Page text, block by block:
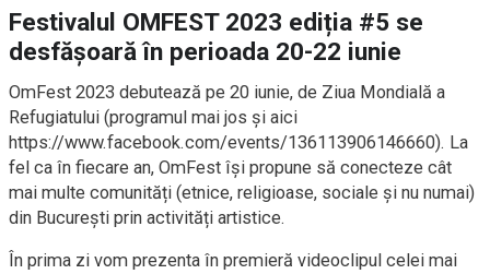
Festivalul OMFEST 2023 ediția #5 se
desfășoară în perioada 20-22 iunie
OmFest 2023 debutează pe 20 iunie, de Ziua Mondială a
Refugiatului (programul mai jos și aici
https://www.facebook.com/events/136113906146660). La
fel ca în fiecare an, OmFest își propune să conecteze cât
mai multe comunități (etnice, religioase, sociale și nu numai)
din București prin activități artistice.
În prima zi vom prezenta în premieră videoclipul celei mai